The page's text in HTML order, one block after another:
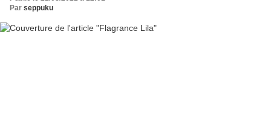
Par seppuku